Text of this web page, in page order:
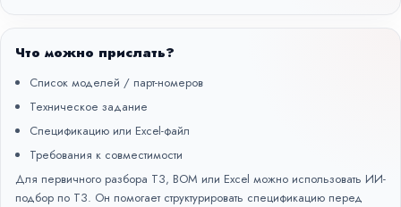
Что можно прислать?
Список моделей / парт-номеров
Техническое задание
Спецификацию или Excel-файл
Требования к совместимости
Для первичного разбора ТЗ, BOM или Excel можно использовать ИИ-
подбор по ТЗ. Он помогает структурировать спецификацию перед